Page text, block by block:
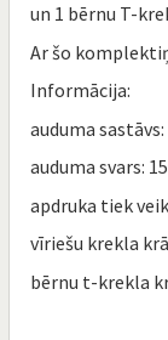
un 1 bērnu T-
Ar šo
Informācija:
auduma
auduma svars:
apdruka tiek
vīriešu krekla
bērnu t-krekla